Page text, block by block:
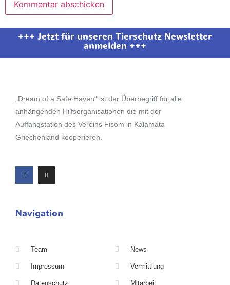
+++ Jetzt für unseren Tierschutz Newsletter
anmelden +++
„Dream of a Safe Haven“ ist der Überbegriff für alle
anhängenden Hilfsorganisationen die mit der
Auffangstation des Vereins Fisom in Kalamata
Griechenland kooperieren.
Navigation
Team
Impressum
Datenschutz
News
Vermittlung
Mitarbeit